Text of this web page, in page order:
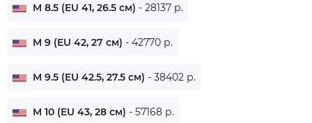
M 8.5 (EU 41, 26.5 см) - 28137 р.
M 9 (EU 42, 27 см) - 42770 р.
M 9.5 (EU 42.5, 27.5 см) - 38402 р.
M 10 (EU 43, 28 см) - 57168 р.